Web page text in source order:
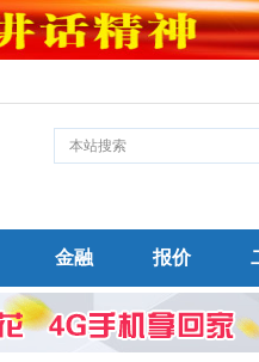
金融 报价